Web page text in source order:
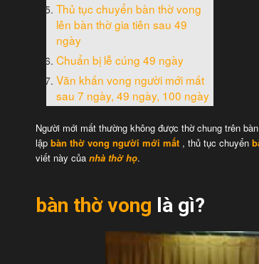
Thủ tục chuyển bàn thờ vong
lên bàn thờ gia tiên sau 49
ngày
Chuẩn bị lễ cúng 49 ngày
Văn khấn vong người mới mất
sau 7 ngày, 49 ngày, 100 ngày
Người mới mất thường không được thờ chung trên
lập bàn thờ vong người mới mất , thủ tục chuyển
viết này của nhà thờ họ.
bàn thờ vong là gì?